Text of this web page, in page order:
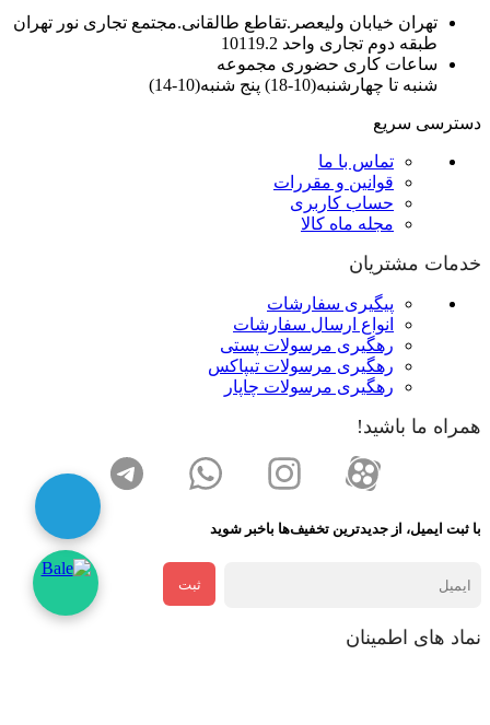
تهران خیابان ولیعصر.تقاطع طالقانی.مجتمع تجاری نور تهران
طبقه دوم تجاری واحد 10119.2
ساعات کاری حضوری مجموعه
شنبه تا چهارشنبه(10-18) پنج شنبه(10-14)
دسترسی سریع
تماس با ما
قوانین و مقررات
حساب کاربری
مجله ماه کالا
خدمات مشتریان
پیگیری سفارشات
انواع ارسال سفارشات
رهگیری مرسولات پستی
رهگیری مرسولات تیپاکس
رهگیری مرسولات چاپار
همراه ما باشید!
با ثبت ایمیل، از جدید‌ترین تخفیف‌ها با‌خبر شوید
ثبت
نماد های اطمینان